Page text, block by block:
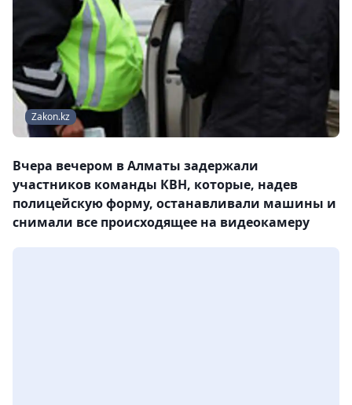
Zakon.kz
Вчера вечером в Алматы задержали
участников команды КВН, которые, надев
полицейскую форму, останавливали машины и
снимали все происходящее на видеокамеру